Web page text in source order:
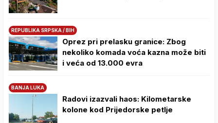
REPUBLIKA SRPSKA / BIH
Oprez pri prelasku granice: Zbog
nekoliko komada voća kazna može biti
i veća od 13.000 evra
BANJA LUKA
Radovi izazvali haos: Kilometarske
kolone kod Prijedorske petlje